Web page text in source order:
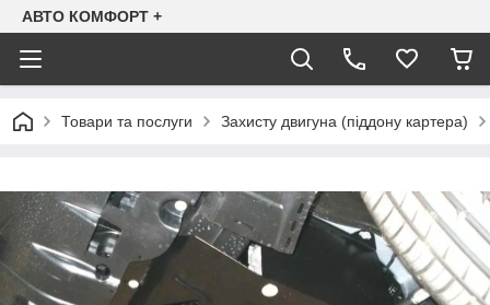
АВТО КОМФОРТ +
Товари та послуги Захисту двигуна (піддону картера)